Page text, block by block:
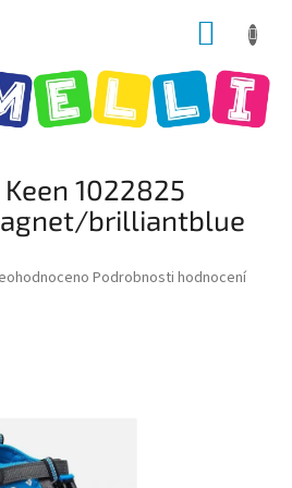
1022825
brilliantblue
Podrobnosti hodnocení